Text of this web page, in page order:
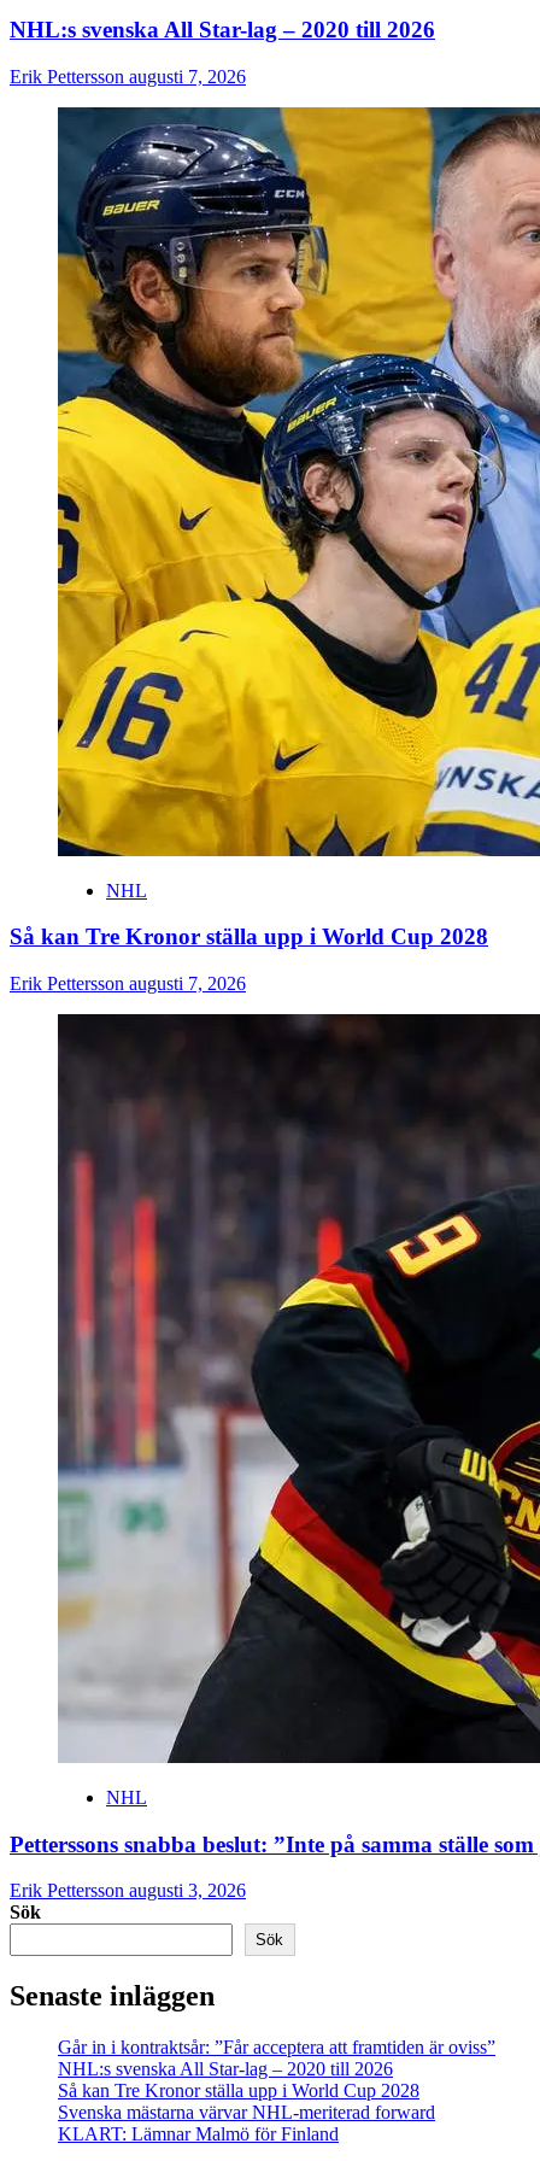
NHL:s svenska All Star-lag – 2020 till 2026
Erik Pettersson augusti 7, 2026
NHL
Så kan Tre Kronor ställa upp i World Cup 2028
Erik Pettersson augusti 7, 2026
NHL
Petterssons snabba beslut: ”Inte på samma ställe
Erik Pettersson augusti 3, 2026
Sök
Sök
Senaste inläggen
Går in i kontraktsår: ”Får acceptera att framtiden är oviss”
NHL:s svenska All Star-lag – 2020 till 2026
Så kan Tre Kronor ställa upp i World Cup 2028
Svenska mästarna värvar NHL-meriterad forward
KLART: Lämnar Malmö för Finland